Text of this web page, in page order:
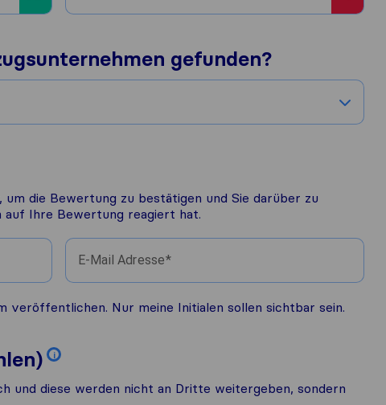
gefunden?
die Bewertung zu bestätigen und Sie darüber zu
auf Ihre Bewertung reagiert hat.
E-Mail Adresse
veröffentlichen. Nur meine Initialen sollen sichtbar sein.
i
und diese werden nicht an Dritte weitergeben, sondern